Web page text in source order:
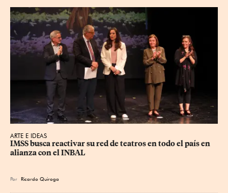
ARTE E IDEAS
IMSS busca reactivar su red de teatros en todo el país en
alianza con el INBAL
Por Ricardo Quiroga